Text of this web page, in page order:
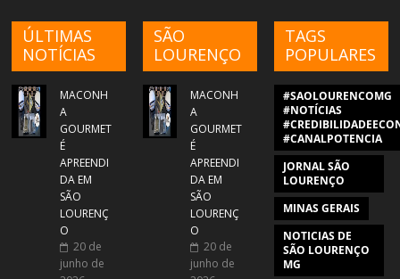
ÚLTIMAS
NOTÍCIAS
MACONH
A
GOURMET
É
APREENDI
DA EM
SÃO
LOURENÇ
O
20 de
junho de
SÃO
LOURENÇO
MACONH
A
GOURMET
É
APREENDI
DA EM
SÃO
LOURENÇ
O
20 de
junho de
TAGS
POPULARES
#SAOLOURENCOMG
#NOTÍCIAS
#CANALPOTENCIA
JORNAL SÃO
LOURENÇO
MINAS GERAIS
NOTICIAS DE
SÃO LOURENÇO
MG